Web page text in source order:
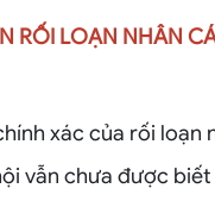
RỐI LOẠN NHÂN
xác của rối loạn
vẫn chưa được